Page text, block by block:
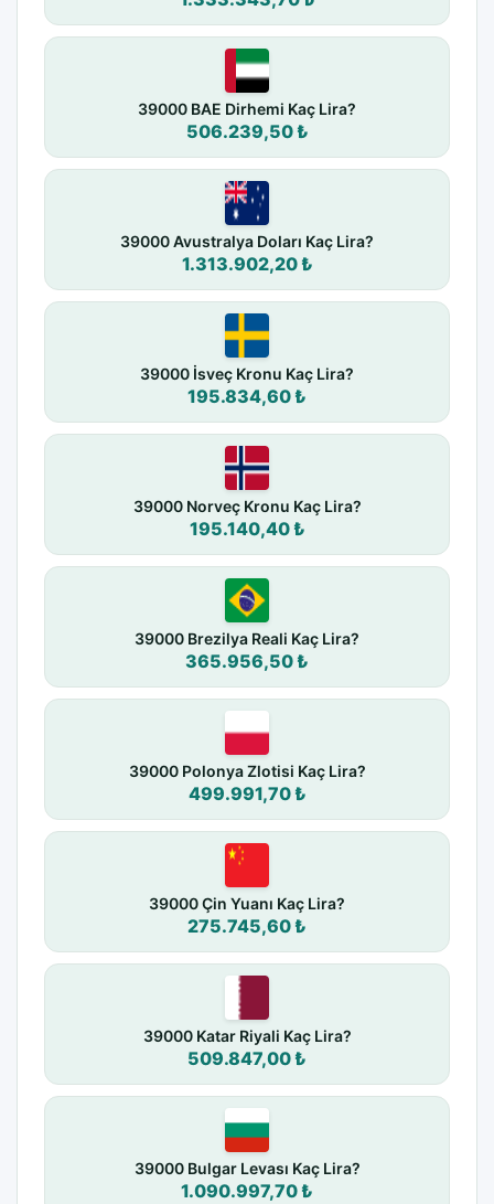
39000 BAE Dirhemi Kaç Lira?
506.239,50 ₺
39000 Avustralya Doları Kaç Lira?
1.313.902,20 ₺
39000 İsveç Kronu Kaç Lira?
195.834,60 ₺
39000 Norveç Kronu Kaç Lira?
195.140,40 ₺
39000 Brezilya Reali Kaç Lira?
365.956,50 ₺
39000 Polonya Zlotisi Kaç Lira?
499.991,70 ₺
39000 Çin Yuanı Kaç Lira?
275.745,60 ₺
39000 Katar Riyali Kaç Lira?
509.847,00 ₺
39000 Bulgar Levası Kaç Lira?
1.090.997,70 ₺